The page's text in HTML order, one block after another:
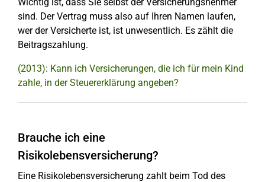
sind. Der Vertrag muss also auf Ihren Namen laufen,
wer der Versicherte ist, ist unwesentlich. Es zählt die
Beitragszahlung.
(2013): Kann ich Versicherungen, die ich für mein Kind
zahle, in der Steuererklärung angeben?
Brauche ich eine
Risikolebensversicherung?
Eine Risikolebensversicherung zahlt beim Tod des